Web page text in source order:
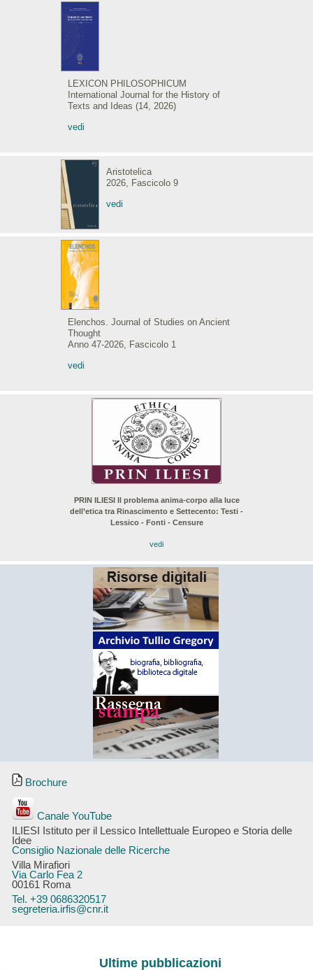
Brochure
Canale YouTube
ILIESI Istituto per il Lessico Intellettuale Europeo e Storia delle
Idee
Consiglio Nazionale delle Ricerche
Villa Mirafiori
Via Carlo Fea 2
00161 Roma
Tel. +39 0686320517
segreteria.irfis@cnr.it
LEXICON PHILOSOPHICUM
International Journal for the History of
Texts and Ideas (14, 2026)
vedi
Aristotelica
2026, Fascicolo 9
vedi
Elenchos. Journal of Studies on Ancient
Thought
Anno 47-2026, Fascicolo 1
vedi
PRIN ILIESI Il problema anima-corpo alla luce
dell’etica tra Rinascimento e Settecento: Testi -
Lessico - Fonti - Censure
vedi
Ultime pubblicazioni